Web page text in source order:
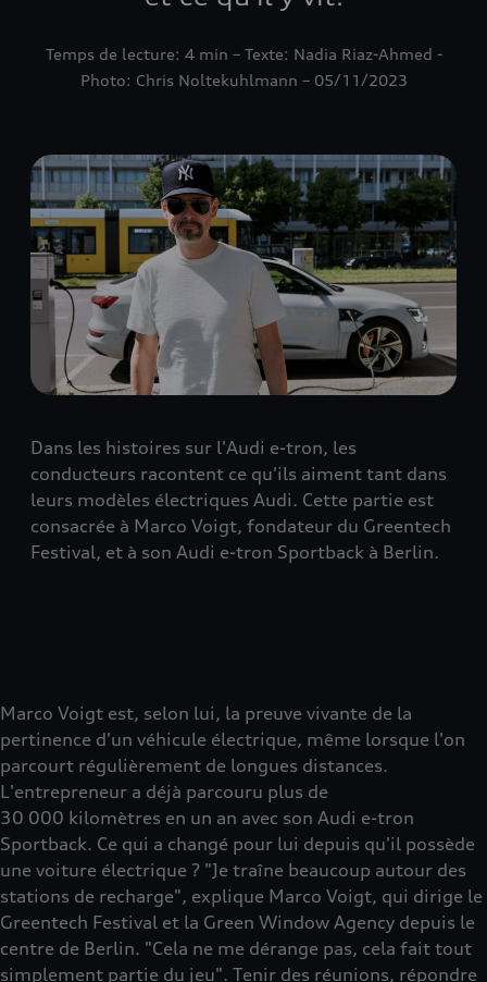
Temps de lecture: 4 min – Texte: Nadia Riaz-Ahmed -
Photo: Chris Noltekuhlmann – 05/11/2023
Dans les histoires sur l'Audi e-tron, les
conducteurs racontent ce qu'ils aiment tant dans
leurs modèles électriques Audi. Cette partie est
consacrée à Marco Voigt, fondateur du Greentech
Festival, et à son Audi e-tron Sportback à Berlin.
Marco Voigt est, selon lui, la preuve vivante de la
pertinence d'un véhicule électrique, même lorsque l'on
parcourt régulièrement de longues distances.
L'entrepreneur a déjà parcouru plus de
30 000 kilomètres en un an avec son Audi e-tron
Sportback. Ce qui a changé pour lui depuis qu'il possède
une voiture électrique ? "Je traîne beaucoup autour des
stations de recharge", explique Marco Voigt, qui dirige le
Greentech Festival et la Green Window Agency depuis le
centre de Berlin. "Cela ne me dérange pas, cela fait tout
simplement partie du jeu". Tenir des réunions, répondre